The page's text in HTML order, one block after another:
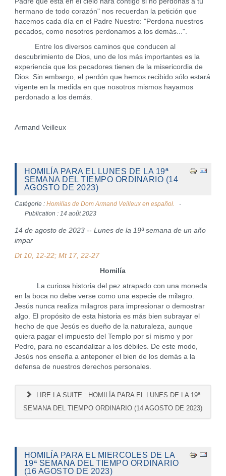
hermano de todo corazón" nos recuerdan la petición que
hacemos cada día en el Padre Nuestro: "Perdona nuestros
pecados, como nosotros perdonamos a los demás...".
Entre los diversos caminos que conducen al
descubrimiento de Dios, uno de los más importantes es la
experiencia que los pecadores tienen de la misericordia de
Dios. Sin embargo, el perdón que hemos recibido sólo estará
vigente en la medida en que nosotros mismos hayamos
perdonado a los demás.
Armand Veilleux
HOMILÍA PARA EL LUNES DE LA 19ª
SEMANA DEL TIEMPO ORDINARIO (14
AGOSTO DE 2023)
Catégorie : Homilías de Dom Armand Veilleux en español.
Publication : 14 août 2023
14 de agosto de 2023 -- Lunes de la 19ª semana de un año
impar
Dt 10, 12-22; Mt 17, 22-27
Homilía
La curiosa historia del pez atrapado con una moneda
en la boca no debe verse como una especie de milagro.
Jesús nunca realiza milagros para impresionar o demostrar
algo. El propósito de esta historia es más bien subrayar el
hecho de que Jesús es dueño de la naturaleza, aunque
quiera pagar el impuesto del Templo por sí mismo y por
Pedro, para no escandalizar a los débiles. De este modo,
Jesús nos enseña a anteponer el bien de los demás a la
defensa de nuestros derechos personales.
LIRE LA SUITE : HOMILÍA PARA EL LUNES DE LA 19ª
SEMANA DEL TIEMPO ORDINARIO (14 AGOSTO DE 2023)
HOMILÍA PARA EL MIERCOLES DE LA
19ª SEMANA DEL TIEMPO ORDINARIO
(16 AGOSTO DE 2023)